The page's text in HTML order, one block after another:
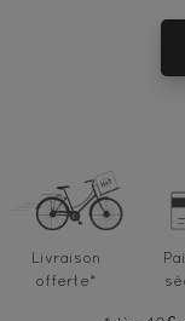
Livraison
offerte*